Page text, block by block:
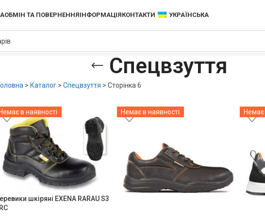
ОБМІН ТА ПОВЕРНЕННЯІНФОРМАЦІЯКОНТАКТИ УКРАЇНСЬКА
Спецвзуття
> Каталог> Спецвзуття > Сторінка 6
Немає в наявності
шкіряні EXENA RARAU S3
Немає в наявності Немає